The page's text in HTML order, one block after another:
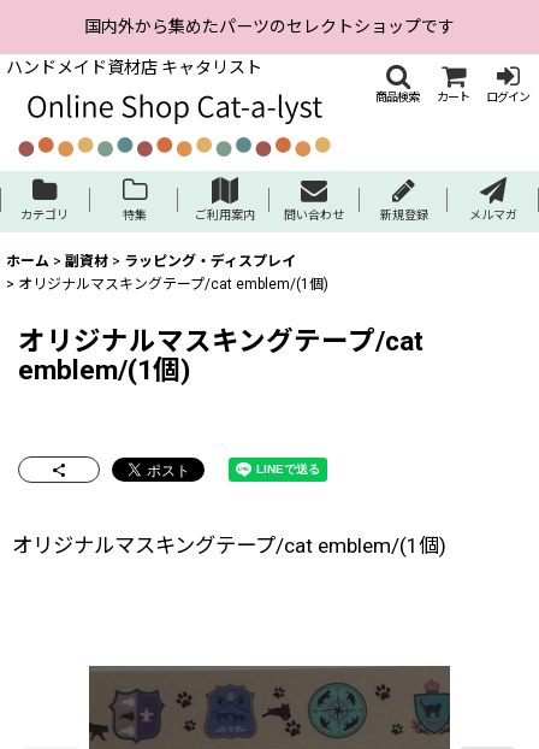
国内外から集めたパーツのセレクトショップです
ハンドメイド資材店 キャタリスト
商品検索 カート ログイン
カテゴリ 特集 ご利用案内 問い合わせ 新規登録 メルマガ
ホーム > 副資材 > ラッピング・ディスプレイ
> オリジナルマスキングテープ/cat emblem/(1個)
オリジナルマスキングテープ/cat
emblem/(1個)
オリジナルマスキングテープ/cat emblem/(1個)